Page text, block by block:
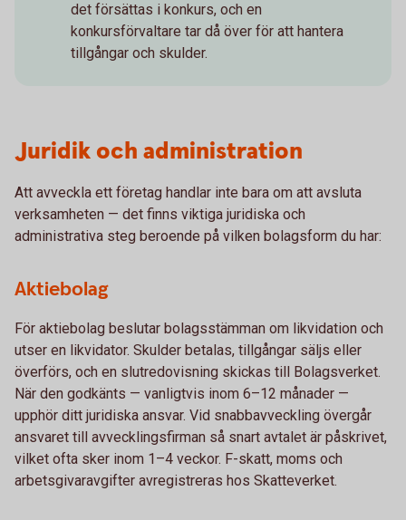
det försättas i konkurs, och en
konkursförvaltare tar då över för att hantera
tillgångar och skulder.
Juridik och administration
Att avveckla ett företag handlar inte bara om att avsluta
verksamheten — det finns viktiga juridiska och
administrativa steg beroende på vilken bolagsform du har:
Aktiebolag
För aktiebolag beslutar bolagsstämman om likvidation och
utser en likvidator. Skulder betalas, tillgångar säljs eller
överförs, och en slutredovisning skickas till Bolagsverket.
När den godkänts — vanligtvis inom 6–12 månader —
upphör ditt juridiska ansvar. Vid snabbavveckling övergår
ansvaret till avvecklingsfirman så snart avtalet är påskrivet,
vilket ofta sker inom 1–4 veckor. F-skatt, moms och
arbetsgivaravgifter avregistreras hos Skatteverket.